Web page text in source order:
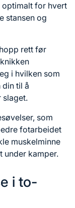
optimalt for hvert
stansen og
rett før
i hvilken som
til å
slaget.
som
fotarbeidet
muskelminne
under kamper.
i to-